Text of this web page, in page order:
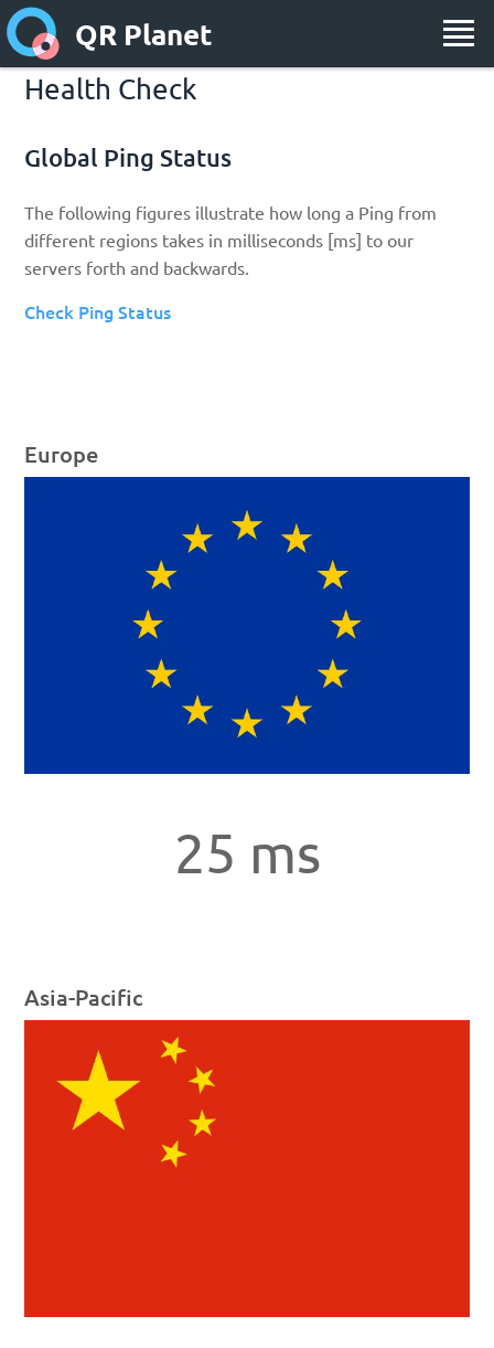
QR Planet
Health Check
Global Ping Status
The following figures illustrate how long a Ping from
different regions takes in milliseconds [ms] to our
servers forth and backwards.
Check Ping Status
Europe
25 ms
Asia-Pacific